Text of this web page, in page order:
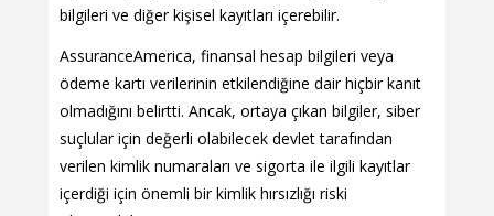
bilgileri ve diğer kişisel kayıtları içerebilir.
AssuranceAmerica, finansal hesap bilgileri veya
ödeme kartı verilerinin etkilendiğine dair hiçbir kanıt
olmadığını belirtti. Ancak, ortaya çıkan bilgiler, siber
suçlular için değerli olabilecek devlet tarafından
verilen kimlik numaraları ve sigorta ile ilgili kayıtlar
içerdiği için önemli bir kimlik hırsızlığı riski